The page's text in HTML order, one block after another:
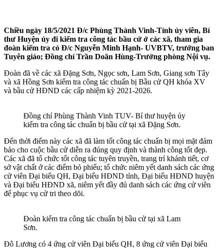
Chiều ngày 18/5/2021 Đ/c Phùng Thành Vinh-Tỉnh ủy viên, Bí
thư Huyện ủy đi kiểm tra công tác bầu cử ở các xã, tham gia
đoàn kiểm tra có Đ/c Nguyễn Minh Hạnh- UVBTV, trưởng ban
Tuyên giáo; Đồng chí Trần Doãn Hùng-Trưởng phòng Nội vụ.
Đoàn đã về các xã Đặng Sơn, Ngọc sơn, Lam Sơn, Giang sơn Tây
và xã Hồng Sơn kiểm tra công tác chuẩn bị Bầu cử QH khóa XV
và bầu cử HĐND các cấp nhiệm kỳ 2021-2026.
Đồng chí Phùng Thành Vinh TUV- Bí thư huyện ủy
kiểm tra công tác chuẩn bị bầu cử tại xã Đặng Sơn.
Đến thời điểm này các xã đã làm tốt công tác chuẩn bị mọi mặt đảm
bảo cho cuộc bầu cử diễn ra đúng quy định và thành công tốt đẹp.
Các xã đã tổ chức tốt công tác tuyên truyền, trang trí khánh tiết, cơ
sở vật chất ở các điểm bỏ phiếu; tổ chức niêm yết danh sách các ứng
cử viên Đại biểu QH, Đại biểu HĐND tỉnh, Đại biểu HĐND huyện
và Đại biểu HĐND xã, niêm yết đầy đủ danh sách các ứng cử viên
để phục vụ cử tri theo dõi.
Đoàn kiểm tra công tác chuẩn bị bầu cử tại xã Lam
Sơn.
Đô Lương có 4 ứng cử viên Đại biểu QH, 8 ứng cử viên Đại biểu